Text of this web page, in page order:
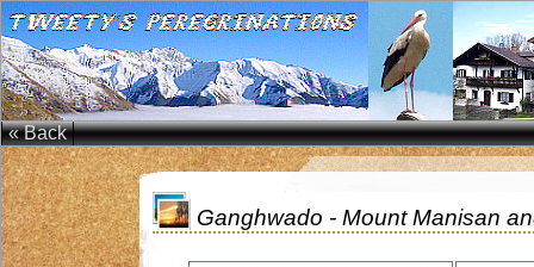
« Back
Ganghwado - Mount Manisan